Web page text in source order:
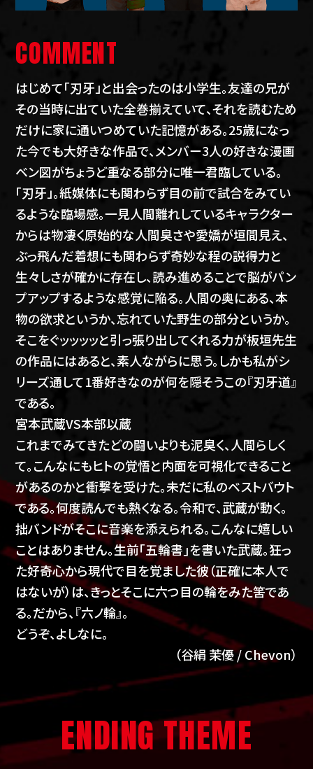
COMMENT
はじめて「刃牙」と出会ったのは小学生。友達の兄が
その当時に出ていた全巻揃えていて、それを読むため
だけに家に通いつめていた記憶がある。25歳になっ
た今でも大好きな作品で、メンバー3人の好きな漫画
ベン図がちょうど重なる部分に唯一君臨している。
「刃牙」。紙媒体にも関わらず目の前で試合をみてい
るような臨場感。一見人間離れしているキャラクター
からは物凄く原始的な人間臭さや愛嬌が垣間見え、
ぶっ飛んだ着想にも関わらず奇妙な程の説得力と
生々しさが確かに存在し、読み進めることで脳がパン
プアップするような感覚に陥る。人間の奥にある、本
物の欲求というか、忘れていた野生の部分というか。
そこをぐッッッッと引っ張り出してくれる力が板垣先生
の作品にはあると、素人ながらに思う。しかも私がシ
リーズ通して1番好きなのが何を隠そうこの『刃牙道』
である。
宮本武蔵VS本部以蔵
これまでみてきたどの闘いよりも泥臭く、人間らしく
て。こんなにもヒトの覚悟と内面を可視化できること
があるのかと衝撃を受けた。未だに私のベストバウト
である。何度読んでも熱くなる。令和で、武蔵が動く。
拙バンドがそこに音楽を添えられる。こんなに嬉しい
ことはありません。生前｢五輪書｣を書いた武蔵。狂っ
た好奇心から現代で目を覚ました彼（正確に本人で
はないが）は、きっとそこに六つ目の輪をみた筈であ
る。だから、『六ノ輪』。
どうぞ、よしなに。
（谷絹 茉優 / Chevon）
ENDING THEME